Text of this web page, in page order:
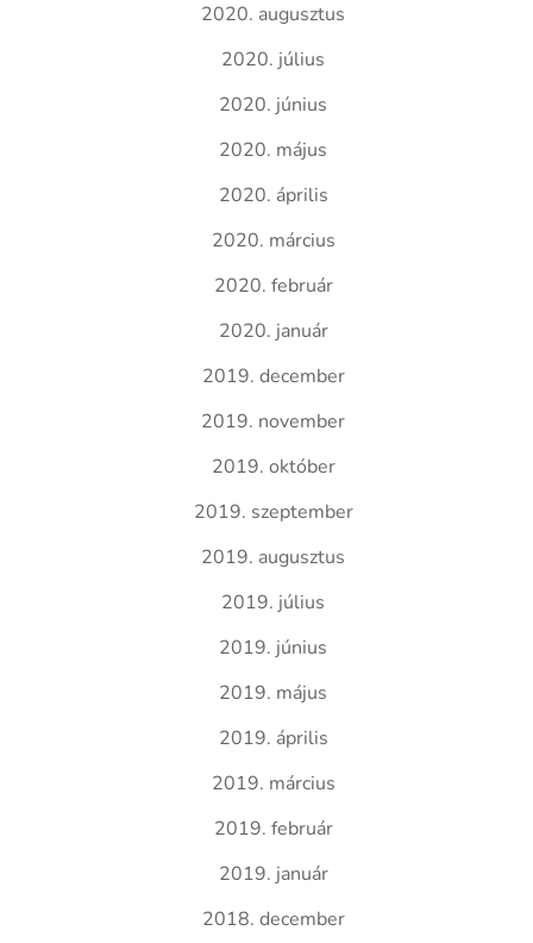
2020. augusztus
2020. július
2020. június
2020. május
2020. április
2020. március
2020. február
2020. január
2019. december
2019. november
2019. október
2019. szeptember
2019. augusztus
2019. július
2019. június
2019. május
2019. április
2019. március
2019. február
2019. január
2018. december